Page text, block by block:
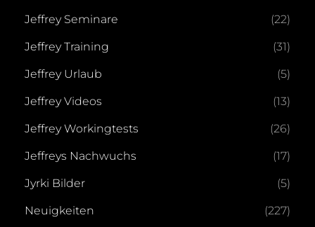
Jeffrey Seminare (22)
Jeffrey Training (31)
Jeffrey Urlaub (5)
Jeffrey Videos (13)
Jeffrey Workingtests (26)
Jeffreys Nachwuchs (17)
Jyrki Bilder (5)
Neuigkeiten (227)